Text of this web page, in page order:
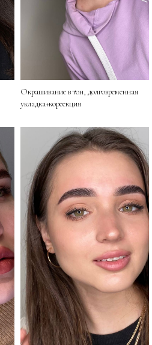
Окрашивание в тон, долговременная
укладка+кореекция